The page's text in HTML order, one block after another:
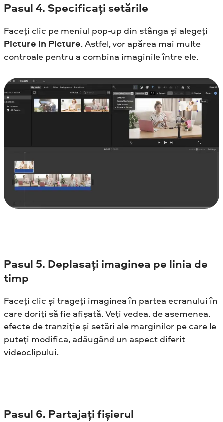
Pasul 4. Specificați setările
Faceți clic pe meniul pop-up din stânga și alegeți
Picture in Picture. Astfel, vor apărea mai multe
controale pentru a combina imaginile între ele.
Pasul 5. Deplasați imaginea pe linia de
timp
Faceți clic și trageți imaginea în partea ecranului în
care doriți să fie afișată. Veți vedea, de asemenea,
efecte de tranziție și setări ale marginilor pe care le
puteți modifica, adăugând un aspect diferit
videoclipului.
Pasul 6. Partajați fișierul